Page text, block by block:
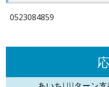
0523084859